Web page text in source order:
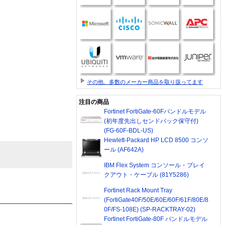
その他、多数のメーカー商品を取り扱ってます
注目の商品
Fortinet FortiGate-60Fバンドルモデル
(初年度先出しセンドバック保守付)
(FG-60F-BDL-US)
Hewlett-Packard HP LCD 8500 コンソ
ール (AF642A)
IBM Flex System コンソール・ブレイ
クアウト・ケーブル (81Y5286)
Fortinet Rack Mount Tray
(FortiGate40F/50E/60E/60F/61F/80E/8
0F/FS-108E) (SP-RACKTRAY-02)
Fortinet FortiGate-80F バンドルモデル